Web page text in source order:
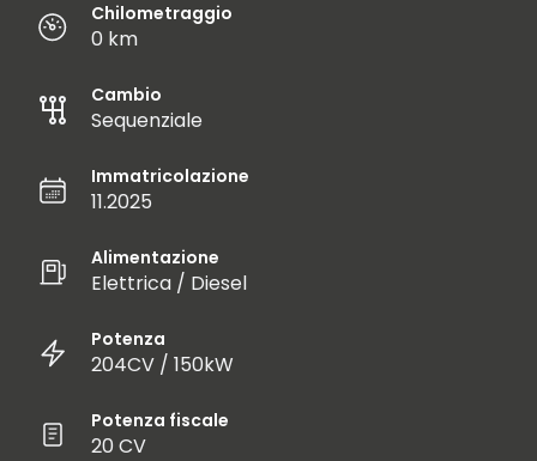
Chilometraggio
0 km
Cambio
Sequenziale
Immatricolazione
11.2025
Alimentazione
Elettrica / Diesel
Potenza
204CV / 150kW
Potenza fiscale
20 CV